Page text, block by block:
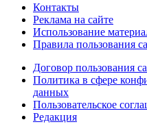
Контакты
Реклама на сайте
Использование
Правила пользования
Договор пользования
Политика в сфере
данных
Пользовательское
Редакция